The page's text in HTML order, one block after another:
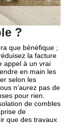
?
que bénéfique ;
la facture
appel à un vrai
en main les
selon les
n’aurez pas de
pour rien.
de combles
de
que des travaux